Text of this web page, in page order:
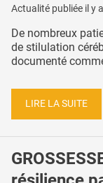
Actualité publiée il y a
De nombreux
de stilulation
documenté
LIRE LA SUITE